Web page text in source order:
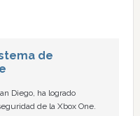
de
Diego, ha logrado
de la Xbox One.